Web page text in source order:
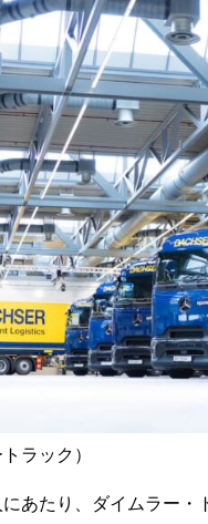
ラック）
あたり、ダイムラー